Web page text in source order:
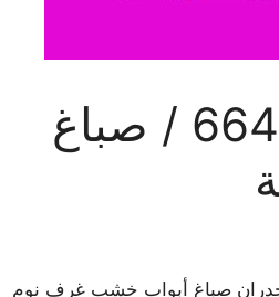
فني صباغ العاصمة / 66405052 / صباغ
جدران صباغ أبواب خشب غرف نوم